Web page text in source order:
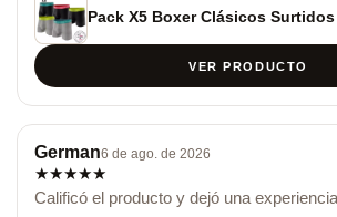
Pack X5 Boxer Clásicos Surtidos
VER PRODUCTO
German6 de ago. de 2026
★★★★★
Calificó el producto y dejó una